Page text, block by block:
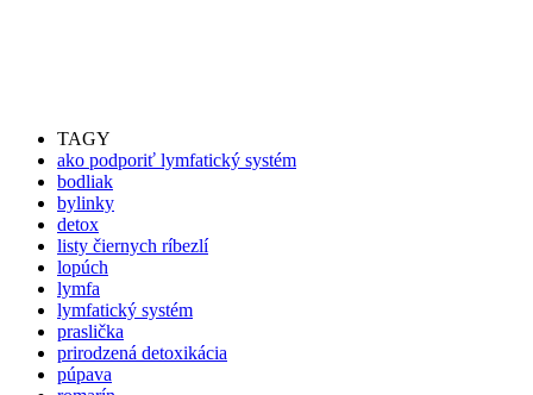
TAGY
ako podporiť lymfatický systém
bodliak
bylinky
detox
listy čiernych ríbezlí
lopúch
lymfa
lymfatický systém
praslička
prirodzená detoxikácia
púpava